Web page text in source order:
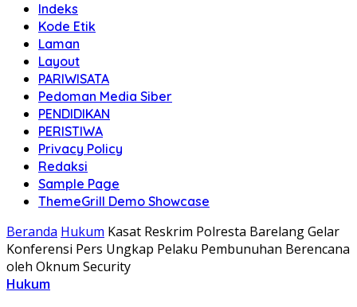
Indeks
Kode Etik
Laman
Layout
PARIWISATA
Pedoman Media Siber
PENDIDIKAN
PERISTIWA
Privacy Policy
Redaksi
Sample Page
ThemeGrill Demo Showcase
Beranda Hukum Kasat Reskrim Polresta Barelang Gelar
Konferensi Pers Ungkap Pelaku Pembunuhan Berencana
oleh Oknum Security
Hukum